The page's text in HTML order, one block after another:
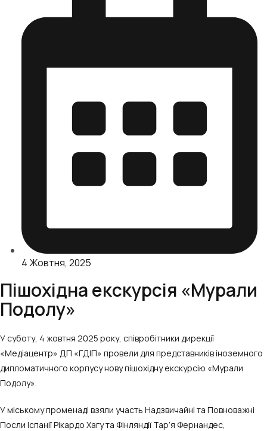
4 Жовтня, 2025
Пішохідна екскурсія «Мурали
Подолу»
У суботу, 4 жовтня 2025 року, співробітники дирекції
«Медіацентр» ДП «ГДІП» провели для представників іноземного
дипломатичного корпусу нову пішохідну екскурсію «Мурали
Подолу».
У міському променаді взяли участь Надзвичайні та Повноважні
Посли Іспанії Рікардо Хагу та Фінляндії Тар’я Фернандес,